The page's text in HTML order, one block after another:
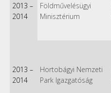
2013 –
2014
Földművelésügyi
Minisztérium
2013 –
2014
Hortobágyi Nemzeti
Park Igazgatóság